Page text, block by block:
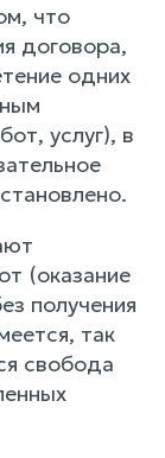
что
договора,
одних
услуг), в
(оказание
получения
так
свобода